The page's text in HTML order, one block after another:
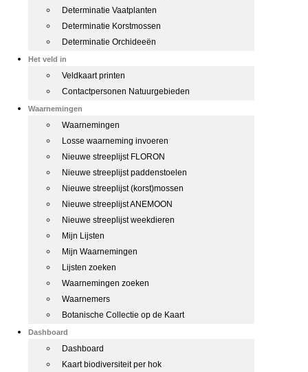
Determinatie Vaatplanten
Determinatie Korstmossen
Determinatie Orchideeën
Het veld in
Veldkaart printen
Contactpersonen Natuurgebieden
Waarnemingen
Waarnemingen
Losse waarneming invoeren
Nieuwe streeplijst FLORON
Nieuwe streeplijst paddenstoelen
Nieuwe streeplijst (korst)mossen
Nieuwe streeplijst ANEMOON
Nieuwe streeplijst weekdieren
Mijn Lijsten
Mijn Waarnemingen
Lijsten zoeken
Waarnemingen zoeken
Waarnemers
Botanische Collectie op de Kaart
Dashboard
Dashboard
Kaart biodiversiteit per hok